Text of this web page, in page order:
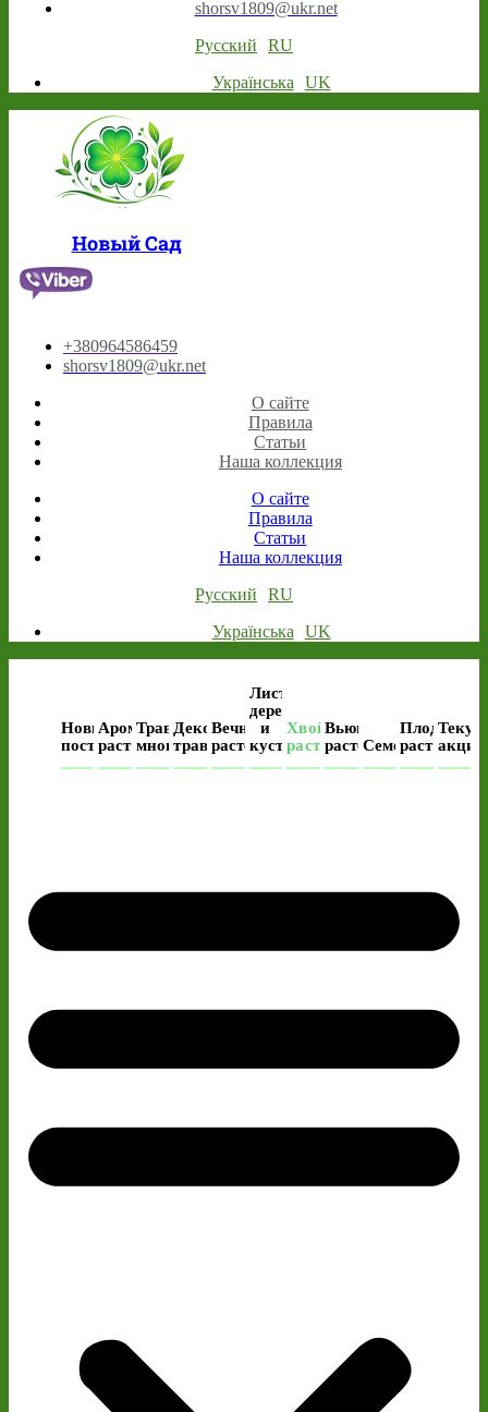
shorsv1809@ukr.net
Русский
RU
Українська
UK
Новый Сад
+380964586459
shorsv1809@ukr.net
О сайте
Правила
Статьи
Наша коллекция
О сайте
Правила
Статьи
Наша коллекция
Русский
RU
Українська
UK
Новые
поступления
Ароматные
растения
Травянистые
многолетники
Декоративные
травы
Вечнозеленые
растения
Лиственные
деревья
и
кустарники
Хвойные
растения
Вьющиеся
растения
Семена
Плодовые
растения
акция